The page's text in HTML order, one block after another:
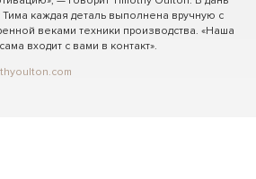
каждая деталь выполнена вручную с
веками техники производства. «Наша
входит с вами в контакт».